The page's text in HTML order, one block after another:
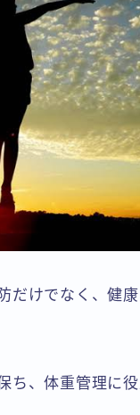
だけでなく、健
ち、体重管理に